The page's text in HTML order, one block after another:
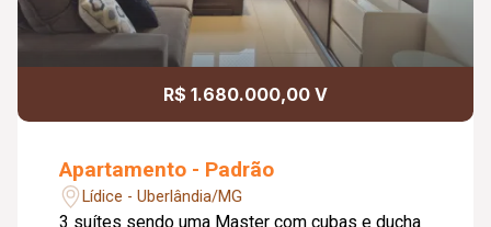
R$ 1.680.000,00 V
Apartamento - Padrão
Lídice - Uberlândia/MG
3 suítes sendo uma Master com cubas e ducha